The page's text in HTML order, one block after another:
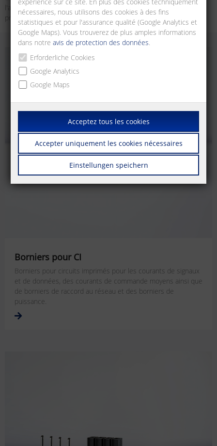
l'automatisation des bâtiments, reflètent notre compétence
première dans ce domaine.
Borniers pour CI
Borniers pour circuits imprimés pour les courants de signaux
et de données, des courants de commande moyens ainsi que
de borniers de raccord au réseau et des borniers de
puissance.
nécessaires, nous utilisons des cookies à des fins
statistiques et pour l'assurance qualité (Google Analytics et
Google Maps). Vous trouverez de plus amples informations
dans notreavis de protection des données.
Erforderliche Cookies
Google Analytics
Google Maps
Acceptez tous les cookies
Accepter uniquement les cookies nécessaires
Einstellungen speichern